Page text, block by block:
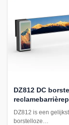
DZ812 DC
stofframe
DZ812 is een
borstelloze